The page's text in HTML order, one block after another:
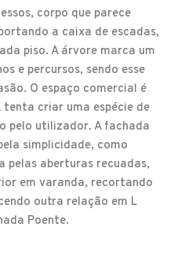
corpo que parece
a caixa de escadas,
piso. A árvore marca um
e percursos, sendo esse
O espaço comercial é
criar uma espécie de
pelo utilizador. A fachada
simplicidade, como
pelas aberturas recuadas,
em varanda, recortando
outra relação em L
Poente.